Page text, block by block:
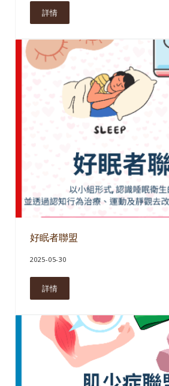
詳情全年進行「肺炎球菌疫苗接種計劃」
好眠者聯盟
2025-05-30
詳情好眠者聯盟